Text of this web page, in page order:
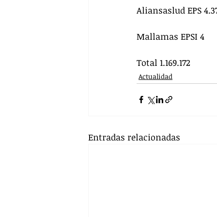
Aliansaslud EPS
Mallamas EPSI 4
Total 1.169.172
Actualidad
Entradas relacionadas